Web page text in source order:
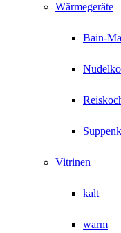
Wärmegeräte
Bain-
Vitrinen
kalt
warm